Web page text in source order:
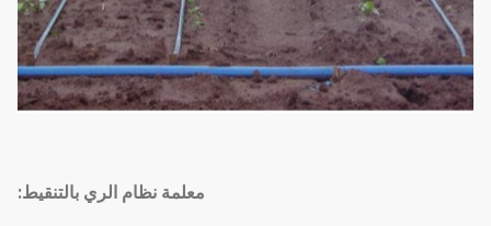
معلمة نظام الري بالتنقيط: